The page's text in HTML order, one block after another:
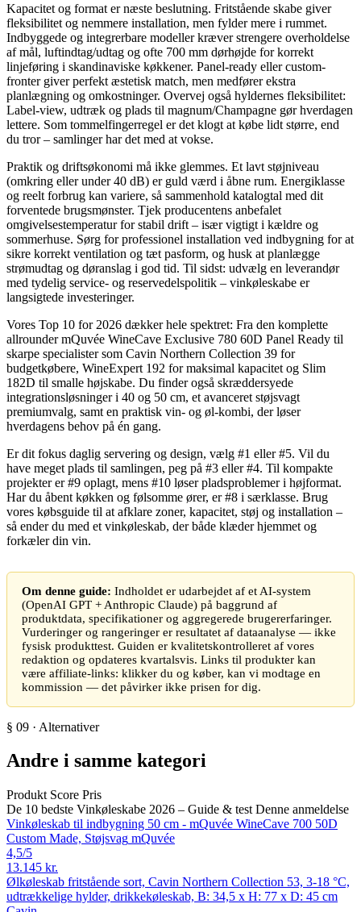
Kapacitet og format er næste beslutning. Fritstående skabe giver
fleksibilitet og nemmere installation, men fylder mere i rummet.
Indbyggede og integrerbare modeller kræver strengere overholdelse
af mål, luftindtag/udtag og ofte 700 mm dørhøjde for korrekt
linjeføring i skandinaviske køkkener. Panel-ready eller custom-
fronter giver perfekt æstetisk match, men medfører ekstra
planlægning og omkostninger. Overvej også hyldernes fleksibilitet:
Label-view, udtræk og plads til magnum/Champagne gør hverdagen
lettere. Som tommelfingerregel er det klogt at købe lidt større, end
du tror – samlinger har det med at vokse.
Praktik og driftsøkonomi må ikke glemmes. Et lavt støjniveau
(omkring eller under 40 dB) er guld værd i åbne rum. Energiklasse
og reelt forbrug kan variere, så sammenhold katalogtal med dit
forventede brugsmønster. Tjek producentens anbefalet
omgivelsestemperatur for stabil drift – især vigtigt i kældre og
sommerhuse. Sørg for professionel installation ved indbygning for at
sikre korrekt ventilation og tæt pasform, og husk at planlægge
strømudtag og døranslag i god tid. Til sidst: udvælg en leverandør
med tydelig service- og reservedelspolitik – vinkøleskabe er
langsigtede investeringer.
Vores Top 10 for 2026 dækker hele spektret: Fra den komplette
allrounder mQuvée WineCave Exclusive 780 60D Panel Ready til
skarpe specialister som Cavin Northern Collection 39 for
budgetkøbere, WineExpert 192 for maksimal kapacitet og Slim
182D til smalle højskabe. Du finder også skræddersyede
integrationsløsninger i 40 og 50 cm, et avanceret støjsvagt
premiumvalg, samt en praktisk vin- og øl-kombi, der løser
hverdagens behov på én gang.
Er dit fokus daglig servering og design, vælg #1 eller #5. Vil du
have meget plads til samlingen, peg på #3 eller #4. Til kompakte
projekter er #9 oplagt, mens #10 løser pladsproblemer i højformat.
Har du åbent køkken og følsomme ører, er #8 i særklasse. Brug
vores købsguide til at afklare zoner, kapacitet, støj og installation –
så ender du med et vinkøleskab, der både klæder hjemmet og
forkæler din vin.
Om denne guide: Indholdet er udarbejdet af et AI-system
(OpenAI GPT + Anthropic Claude) på baggrund af
produktdata, specifikationer og aggregerede brugererfaringer.
Vurderinger og rangeringer er resultatet af dataanalyse — ikke
fysisk produkttest. Guiden er kvalitetskontrolleret af vores
redaktion og opdateres kvartalsvis. Links til produkter kan
være affiliate-links: klikker du og køber, kan vi modtage en
kommission — det påvirker ikke prisen for dig.
§ 09 · Alternativer
Andre i samme kategori
Produkt Score Pris
De 10 bedste Vinkøleskabe 2026 – Guide & test Denne anmeldelse
Vinkøleskab til indbygning 50 cm - mQuvée WineCave 700 50D
Custom Made, Støjsvag mQuvée
4,5/5
13.145 kr.
Ølkøleskab fritstående sort, Cavin Northern Collection 53, 3-18 °C,
udtrækkelige hylder, drikkekøleskab, B: 34,5 x H: 77 x D: 45 cm